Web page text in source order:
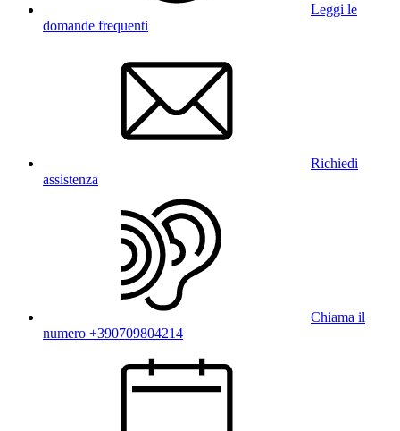
Leggi le
domande frequenti
Richiedi
assistenza
Chiama il
numero +390709804214